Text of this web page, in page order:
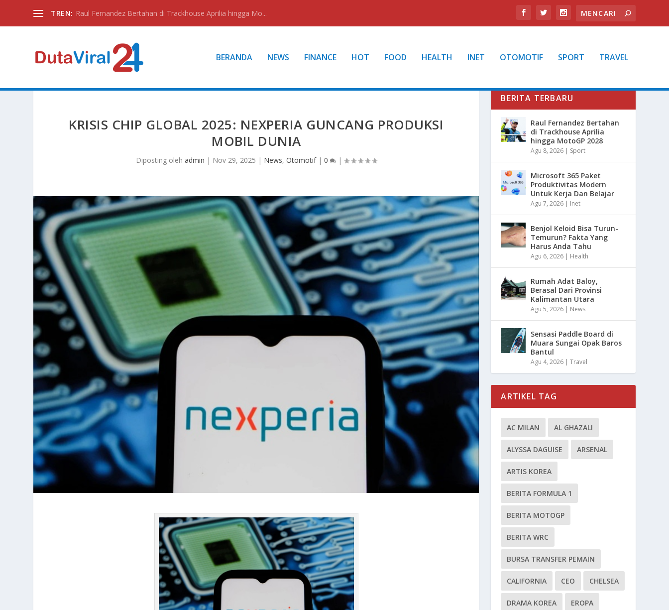
TREN: Raul Fernandez Bertahan di Trackhouse Aprilia hingga Mo...
BERANDA NEWS FINANCE HOT FOOD HEALTH INET OTOMOTIF SPORT TRAVEL
KRISIS CHIP GLOBAL 2025: NEXPERIA GUNCANG PRODUKSI
MOBIL DUNIA
Diposting oleh admin | Nov 29, 2025 | News, Otomotif| 0 |
BERITA TERBARU
Raul Fernandez Bertahan
di Trackhouse Aprilia
hingga MotoGP 2028
Agu 8, 2026 | Sport
Microsoft 365 Paket
Produktivitas Modern
Untuk Kerja Dan Belajar
Agu 7, 2026 | Inet
Benjol Keloid Bisa Turun-
Temurun? Fakta Yang
Harus Anda Tahu
Agu 6, 2026 | Health
Rumah Adat Baloy,
Berasal Dari Provinsi
Kalimantan Utara
Agu 5, 2026 | News
Sensasi Paddle Board di
Muara Sungai Opak Baros
Bantul
Agu 4, 2026 |Travel
ARTIKEL TAG
AC MILAN AL GHAZALI
ALYSSA DAGUISE ARSENAL
ARTIS KOREA
BERITA FORMULA 1
BERITA MOTOGP
BERITA WRC
BURSA TRANSFER PEMAIN
CALIFORNIA CEO CHELSEA
DRAMA KOREA EROPA